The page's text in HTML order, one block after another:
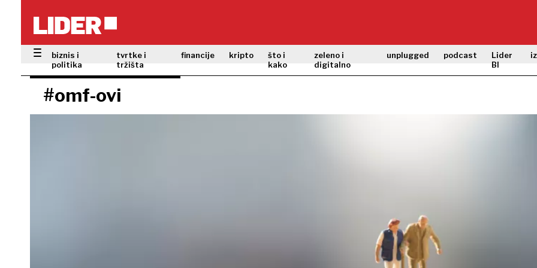
biznis i
politika
tvrtke i
tržišta
financije kripto
što i
kako
zeleno i
digitalno
unplugged podcast
Lider
BI
#omf-ovi